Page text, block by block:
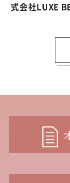
式会社LUXE